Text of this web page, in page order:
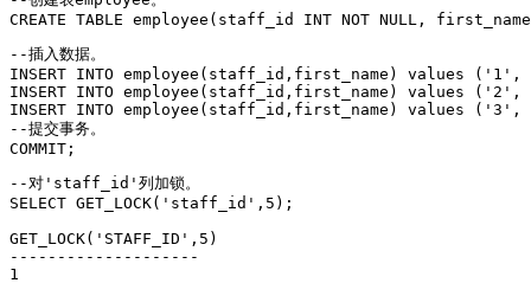
CREATE TABLE employee(staff_id INT NOT NULL, first_name
--插入数据。
INSERT INTO employee(staff_id,first_name) values
INSERT INTO employee(staff_id,first_name) values
INSERT INTO employee(staff_id,first_name) values
--提交事务。
COMMIT;
--对'staff_id'列加锁。
SELECT GET_LOCK('staff_id',5);
GET_LOCK('STAFF_ID',5)
--------------------
1